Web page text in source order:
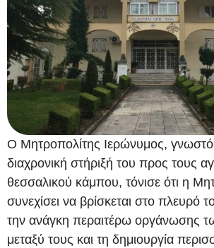
Ο Μητροπολίτης Ιερώνυμος,
διαχρονική στήριξή του προς τους
θεσσαλικού κάμπου, τόνισε ότι η
συνεχίσει να βρίσκεται στο πλευρό
την ανάγκη περαιτέρω οργάνωσης
μεταξύ τους και τη δημιουργία